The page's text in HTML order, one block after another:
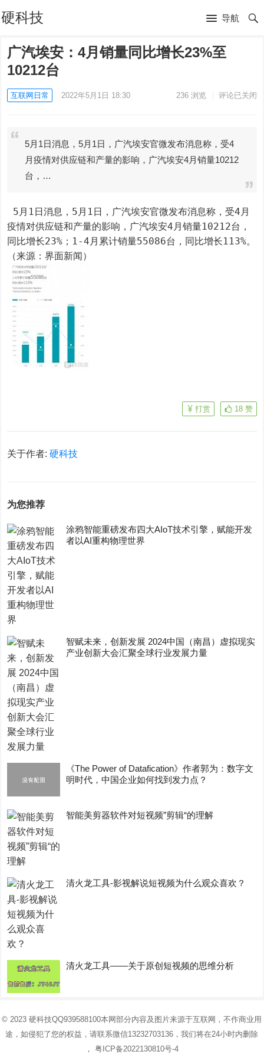
硬科技 导航
广汽埃安：4月销量同比增长23%至
10212台
互联网日常 2022年5月1日 18:30 236浏览 评论已关闭
5月1日消息，5月1日，广汽埃安官微发布消息称，受4
月疫情对供应链和产量的影响，广汽埃安4月销量10212
台，…
疫情对供应链和产量的影响，广汽埃安4月销量10212台，
同比增长23%；1-4月累计销量55086台，同比增长113%。
（来源：界面新闻）
18 赞
打赏
关于作者:硬科技
为您推荐
涂鸦智能重磅发布四大AIoT技术引擎，赋能开发
者以AI重构物理世界
智赋未来，创新发展 2024中国（南昌）虚拟现实
产业创新大会汇聚全球行业发展力量
《The Power of Datafication》作者郭为：数字文
明时代，中国企业如何找到发力点？
智能美剪器软件对短视频”剪辑“的理解
清火龙工具-影视解说短视频为什么观众喜欢？
清火龙工具——关于原创短视频的思维分析
© 2023硬科技QQ939588100本网部分内容及图片来源于互联网，不作商业用
途，如侵犯了您的权益，请联系微信13232703136，我们将在24小时内删除
，粤ICP备2022130810号-4